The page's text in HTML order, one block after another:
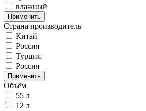
влажный
Применить
Страна производитель
Китай
Россия
Турция
Poccия
Применить
Объём
55 л
12 л